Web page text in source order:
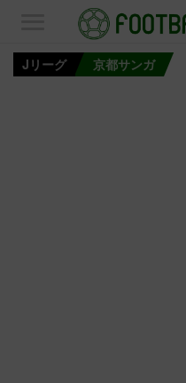
Jリーグ 京都サンガ